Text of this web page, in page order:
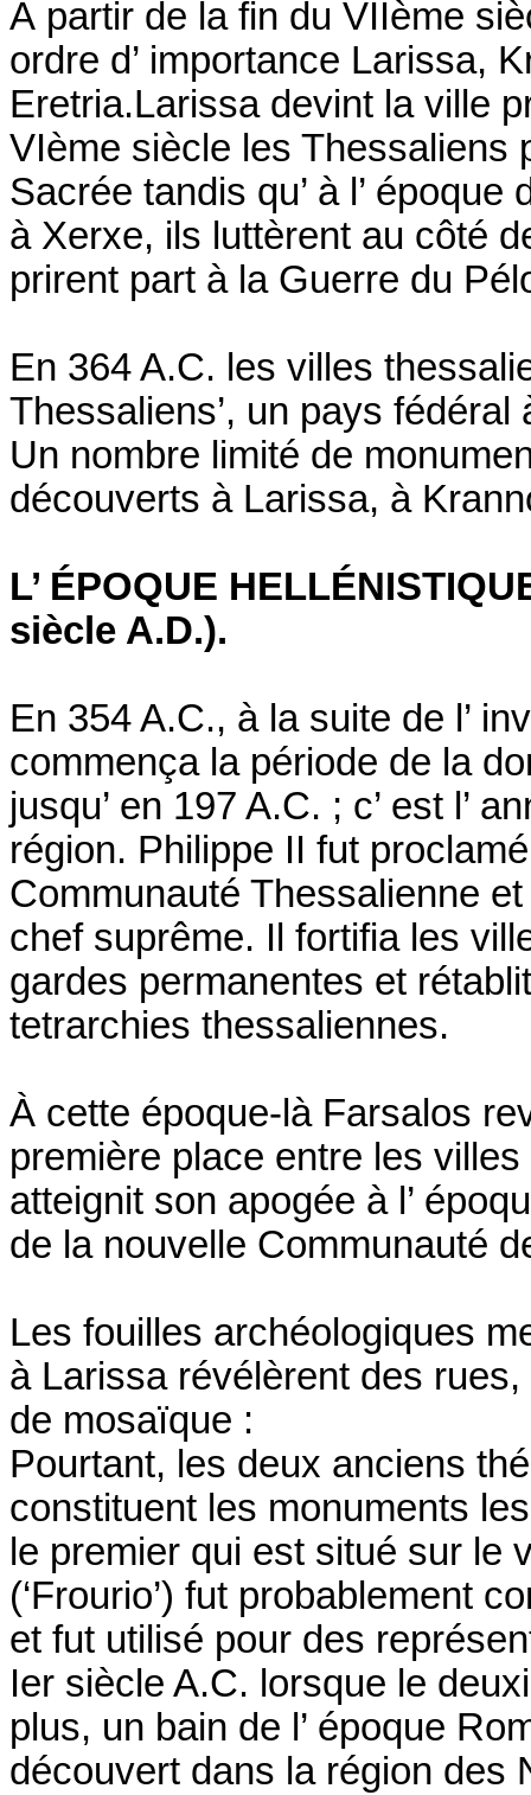
À partir de la fin du VIIème
ordre d’ importance Larissa,
Eretria.Larissa devint la ville
VIème siècle les Thessaliens
Sacrée tandis qu’ à l’
à Xerxe, ils luttèrent au côté
prirent part à la Guerre du
En 364 A.C. les villes
Thessaliens’, un pays
Un nombre limité de
découverts à Larissa, à
L’ ÉPOQUE
siècle A.D.).
En 354 A.C., à la suite de l’
commença la période de la
jusqu’ en 197 A.C. ; c’ est l’
région. Philippe II fut
Communauté Thessalienne
chef suprême. Il fortifia les
gardes permanentes et
tetrarchies thessaliennes.
À cette époque-là Farsalos
première place entre les
atteignit son apogée à l’
de la nouvelle Communauté
Les fouilles archéologiques
à Larissa révélèrent des
de mosaïque :
Pourtant, les deux anciens
constituent les monuments
le premier qui est situé sur le
(‘Frourio’) fut probablement
et fut utilisé pour des
Ier siècle A.C. lorsque le
plus, un bain de l’ époque
découvert dans la région des